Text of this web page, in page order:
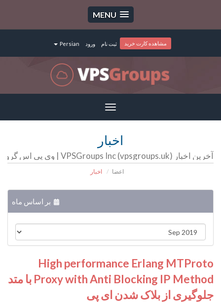
MENU
Persian ورود ثبت نام مشاهده کارت خرید
Toggle
navigation
اخبار
آخرین اخبار VPSGroups Inc (vpsgroups.uk) | وی پی اس گروپ | سرور مجازی | سرور اختصاصی | هاست
اعضا اخبار
بر اساس ماه
High performance Erlang MTProto
Proxy with Anti Blocking IP Method با متد
جلوگیری از بلاک شدن ای پی